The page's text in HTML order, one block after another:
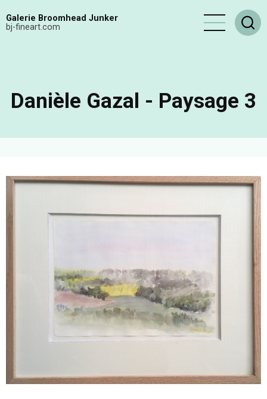
auGalerie Broomhead Junker
bj-fineart.com
Danièle Gazal - Paysage 3